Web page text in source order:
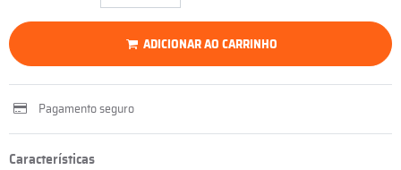
ADICIONAR AO CARRINHO
Pagamento seguro
Características